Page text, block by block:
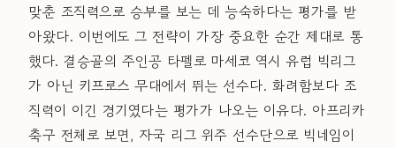
맞춘 조직력으로 승부를 보는 데 능숙하다는 평가를 받
아왔다. 이번에도 그 전략이 가장 중요한 순간 제대로 통
했다. 결승골의 주인공 타펠로 마세코 역시 유럽 빅리그
가 아닌 키프로스 무대에서 뛰는 선수다. 화려함보다 조
직력이 이긴 경기였다는 평가가 나오는 이유다. 아프리카
축구 전체로 보면, 자국 리그 위주 선수단으로 빅네임이